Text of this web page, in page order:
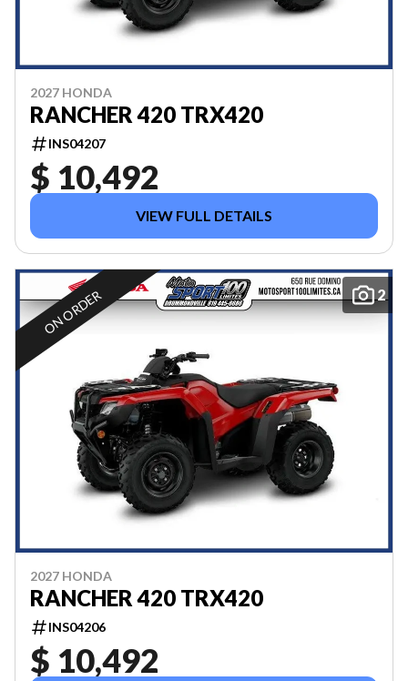
2027 HONDA
RANCHER 420 TRX420
INS04207
$ 10,492
VIEW FULL DETAILS
2
ON ORDER
2027 HONDA
RANCHER 420 TRX420
INS04206
$ 10,492